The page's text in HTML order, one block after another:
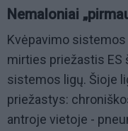
Nemaloniai
Kvėpavimo
mirties priežastis ES
sistemos ligų. Šioje
priežastys:
antroje vietoje -